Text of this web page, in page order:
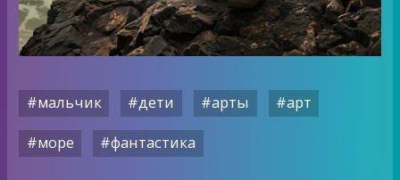
#мальчик #дети #арты
#арт
#море
#фантастика